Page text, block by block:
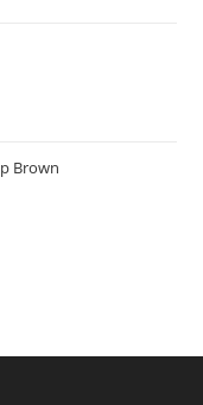
Brown